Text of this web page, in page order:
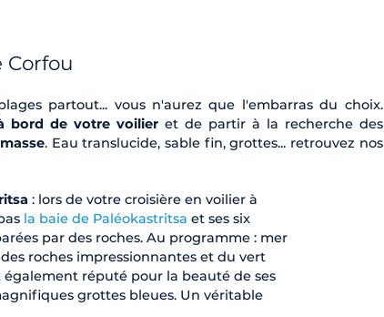
Corfou
partout... vous n'aurez que l'embarras du choix.
bord de votre voilieret de partir à la recherche des
. Eau translucide, sable fin, grottes... retrouvez nos
: lors de votre croisière en voilier à
la baie de Paléokastritsa et ses six
par des roches. Au programme : mer
roches impressionnantes et du vert
également réputé pour la beauté de ses
grottes bleues. Un véritable